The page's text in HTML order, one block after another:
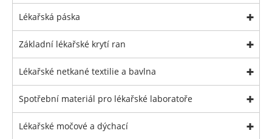
Lékařská páska
Základní lékařské krytí ran
Lékařské netkané textilie a bavlna
Spotřební materiál pro lékařské laboratoře
Lékařské močové a dýchací